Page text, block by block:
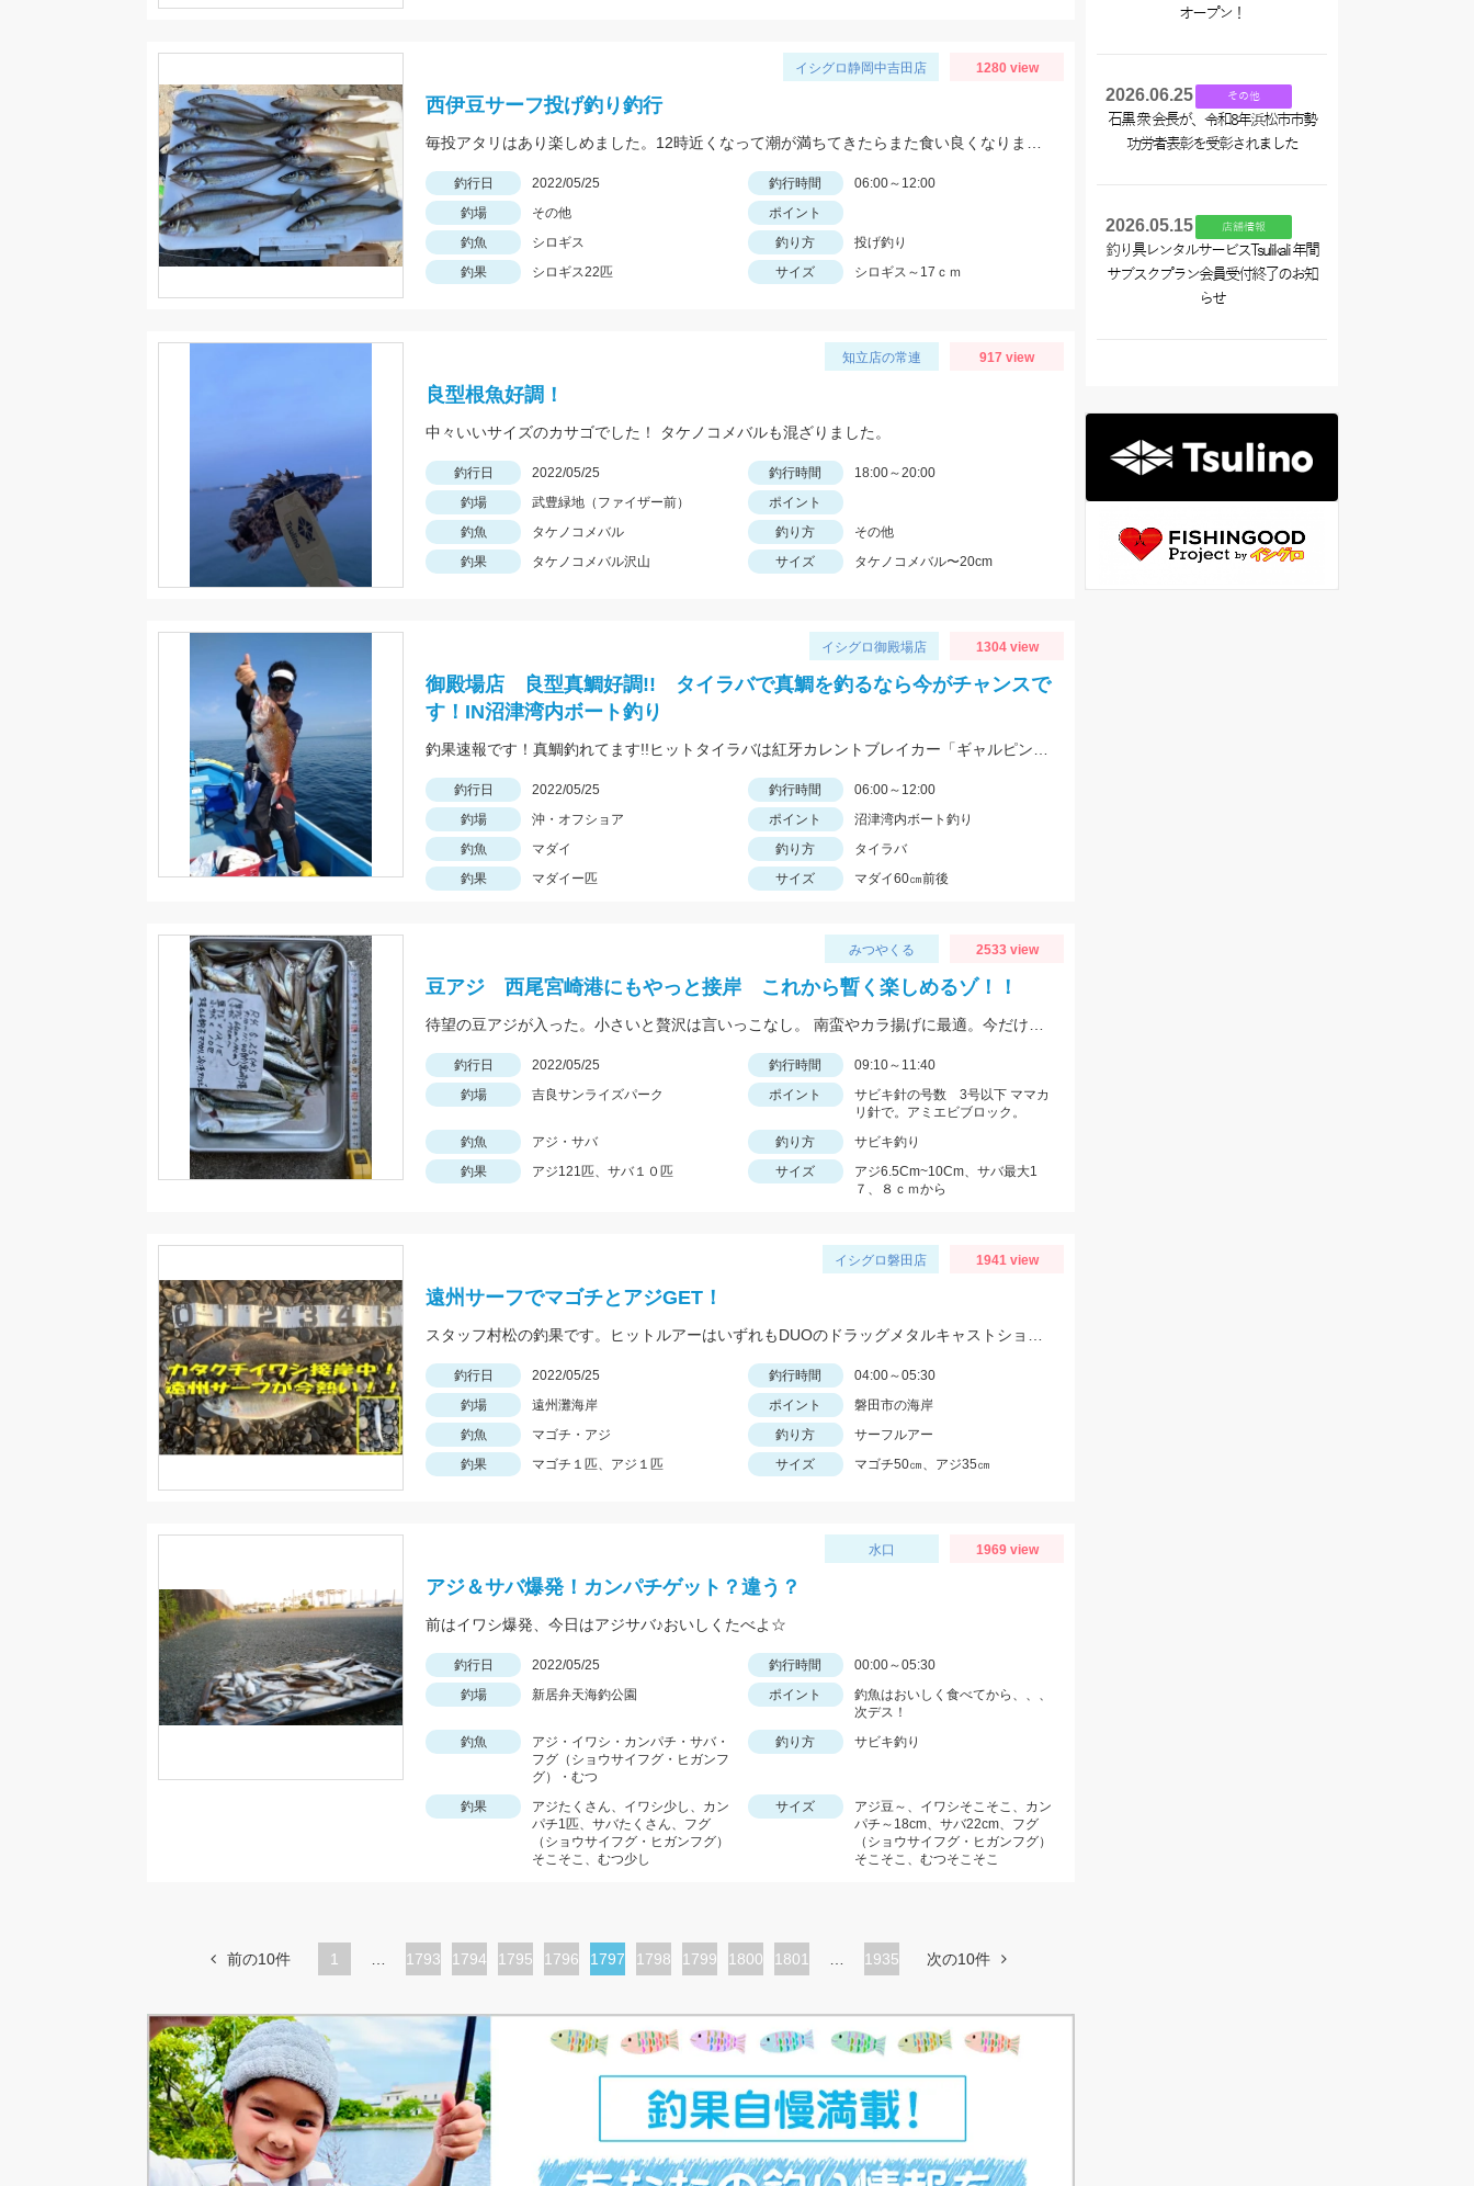
イシグロ静岡中吉田店 1280 view
西伊豆サーフ投げ釣り釣行
釣行日 2022/05/25 釣行時間
06:00～12:00
釣場
その他
ポイント
釣魚
シロギス 釣り方
投げ釣り
釣果
シロギス22匹 サイズ シロギス～17ｃｍ
知立店の常連 917 view
良型根魚好調！
中々いいサイズのカサゴでした！ タケノコメバルも混ざりました。
釣行日 2022/05/25 釣行時間
18:00～20:00
釣場
武豊緑地（ファイザー前）
ポイント
釣魚
タケノコメバル 釣り方
その他
釣果
タケノコメバル沢山 サイズ タケノコメバル〜20cm
イシグロ御殿場店 1304 view
御殿場店 良型真鯛好調!! タイラバで真鯛を釣るなら今がチャンスで
す！IN沼津湾内ボート釣り
釣行日 2022/05/25 釣行時間
06:00～12:00
釣場
沖・オフショア ポイント
沼津湾内ボート釣り
釣魚
マダイ 釣り方
タイラバ
釣果
マダイー匹 サイズ マダイ60㎝前後
みつやくる 2533 view
豆アジ 西尾宮崎港にもやっと接岸 これから暫く楽しめるゾ！！
釣行日 2022/05/25 釣行時間
09:10～11:40
釣場
吉良サンライズパーク ポイント
サビキ針の号数 3号以下 ママカ
リ針で。アミエビブロック。
釣魚
アジ・サバ 釣り方
サビキ釣り
釣果
アジ121匹、サバ１０匹 サイズ
アジ6.5Cm~10Cm、サバ最大1
７、８ｃｍから
イシグロ磐田店 1941 view
遠州サーフでマゴチとアジGET！
釣行日 2022/05/25 釣行時間
04:00～05:30
釣場
遠州灘海岸 ポイント
磐田市の海岸
釣魚
マゴチ・アジ 釣り方
サーフルアー
釣果
マゴチ１匹、アジ１匹 サイズ マゴチ50㎝、アジ35㎝
水口 1969 view
アジ＆サバ爆発！カンパチゲット？違う？
前はイワシ爆発、今日はアジサバ♪おいしくたべよ☆
釣行日 2022/05/25 釣行時間
00:00～05:30
釣場
新居弁天海釣公園 ポイント
釣魚はおいしく食べてから、、、
次デス！
釣魚
アジ・イワシ・カンパチ・サバ・
フグ（ショウサイフグ・ヒガンフ
グ）・むつ
釣り方 サビキ釣り
釣果
アジたくさん、イワシ少し、カン
パチ1匹、サバたくさん、フグ
（ショウサイフグ・ヒガンフグ）
そこそこ、むつ少し
サイズ
アジ豆～、イワシそこそこ、カン
パチ～18cm、サバ22cm、フグ
（ショウサイフグ・ヒガンフグ）
そこそこ、むつそこそこ
前の10件 1
ペ
1793
ペ
ジ
1794
ペ
1795
ペ
1796
カ
ト
ジ
1797
ペ
1798
ペ
1799
ペ
1800
ペ
1801 1935 次の10件
オープン！
2026.06.25 その他
石黒 衆 会長が、令和8年浜松市市勢
功労者表彰を受彰されました
2026.05.15 店舗情報
釣り具レンタルサービスTsulikali 年間
サブスクプラン会員受付終了のお知
らせ